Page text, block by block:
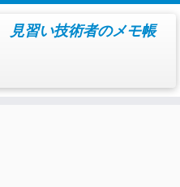
見習い技術者のメモ帳